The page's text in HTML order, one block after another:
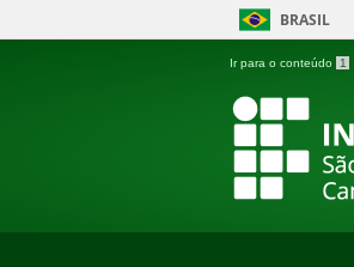
BRASIL
Ir para o conteúdo 1